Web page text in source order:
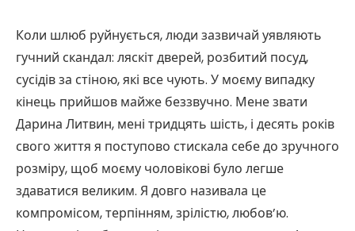
Коли шлюб руйнується, люди зазвичай уявляють
гучний скандал: ляскіт дверей, розбитий посуд,
сусідів за стіною, які все чують. У моєму випадку
кінець прийшов майже беззвучно. Мене звати
Дарина Литвин, мені тридцять шість, і десять років
свого життя я поступово стискала себе до зручного
розміру, щоб моєму чоловікові було легше
здаватися великим. Я довго називала це
компромісом, терпінням, зрілістю, любов’ю.